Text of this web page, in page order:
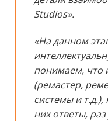
Studios».
«На данном
понимаем, что
(ремастер,
системы и
них ответы,